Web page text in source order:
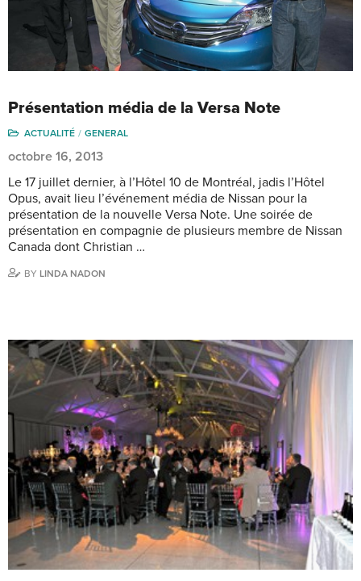
Présentation média de la Versa Note
ACTUALITÉ GENERAL
octobre 16, 2013
Le 17 juillet dernier, à l’Hôtel 10 de Montréal, jadis l’Hôtel
Opus, avait lieu l’événement média de Nissan pour la
présentation de la nouvelle Versa Note. Une soirée de
présentation en compagnie de plusieurs membre de Nissan
Canada dont Christian …
BY LINDA NADON